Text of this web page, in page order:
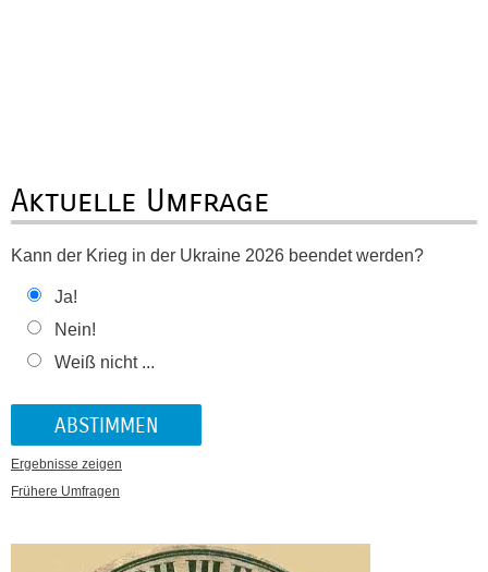
Aktuelle Umfrage
Kann der Krieg in der Ukraine 2026 beendet werden?
Ja!
Nein!
Weiß nicht ...
Ergebnisse zeigen
Frühere Umfragen